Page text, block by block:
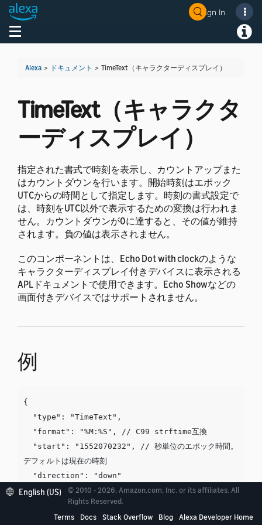
Sign In
Toggle navigation
Alexa > ドキュメント > TimeText（キャラクターディスプレイ）
TimeText（キャラクタ
ーディスプレイ）
指定された書式で時刻を表示し、カウントアップまた
はカウントダウンを行います。開始時刻はエポック
UTCからの時間として指定します。時刻の書式設定で
は、時刻をUTC以外で表示するための変換は行われま
せん。カウントダウンが0に達すると、その値が維持
されます。負の値は表示されません。
このコンポーネントは、Echo Dot with clockのような
キャラクターディスプレイ付きデバイスに表示される
APLドキュメントで使用できます。Echo Showなどの
画面付きデバイスではサポートされません。
例
{
デフォルトは現在の時刻
English (US)
© 2010 - 2026, Amazon.com, Inc. or its affiliates. All
Rights Reserved.
Terms
Docs Stack Overflow Blog Alexa Developer Home
Welcome! Ask the DevAssistant